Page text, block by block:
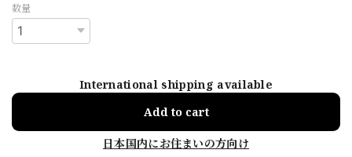
数量
International shipping available
Add to cart
日本国内にお住まいの方向け